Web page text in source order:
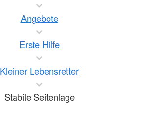
Angebote
Erste Hilfe
Kleiner Lebensretter
Stabile Seitenlage